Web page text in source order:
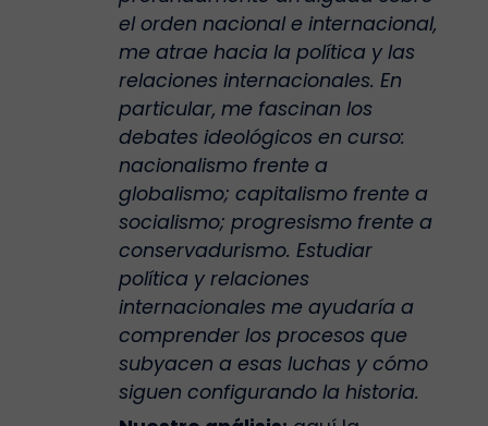
el orden nacional e internacional,
me atrae hacia la política y las
relaciones internacionales. En
particular, me fascinan los
debates ideológicos en curso:
nacionalismo frente a
globalismo; capitalismo frente a
socialismo; progresismo frente a
conservadurismo. Estudiar
política y relaciones
internacionales me ayudaría a
comprender los procesos que
subyacen a esas luchas y cómo
siguen configurando la historia.